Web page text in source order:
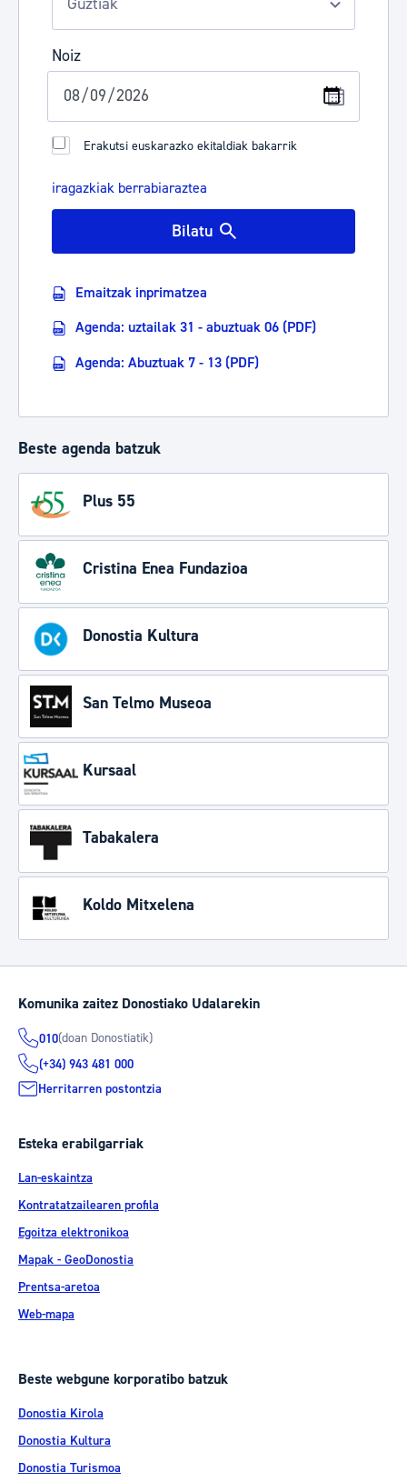
Noiz
Erakutsi euskarazko ekitaldiak bakarrik
iragazkiak berrabiaraztea
Bilatu
Emaitzak inprimatzea
Agenda: uztailak 31 - abuztuak 06 (PDF)
Agenda: Abuztuak 7 - 13 (PDF)
Beste agenda batzuk
Plus 55
Cristina Enea Fundazioa
Donostia Kultura
San Telmo Museoa
Kursaal
Tabakalera
Koldo Mitxelena
Komunika zaitez Donostiako Udalarekin
010(doan Donostiatik)
(+34) 943 481 000
Herritarren postontzia
Esteka erabilgarriak
Lan-eskaintza
Kontratatzailearen profila
Egoitza elektronikoa
Mapak - GeoDonostia
Prentsa-aretoa
Web-mapa
Beste webgune korporatibo batzuk
Donostia Kirola
Donostia Kultura
Donostia Turismoa